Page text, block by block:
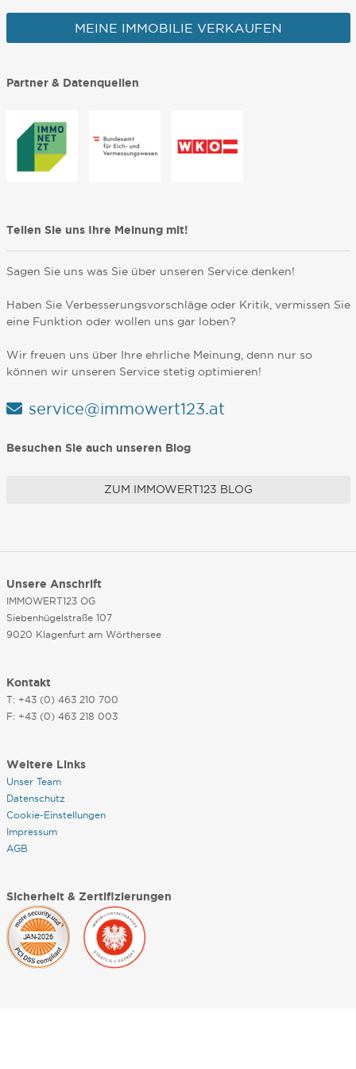
MEINE IMMOBILIE VERKAUFEN
Partner & Datenquellen
Teilen Sie uns Ihre Meinung mit!
Sagen Sie uns was Sie über unseren Service denken!
Haben Sie Verbesserungsvorschläge oder Kritik, vermissen Sie
eine Funktion oder wollen uns gar loben?
Wir freuen uns über Ihre ehrliche Meinung, denn nur so
können wir unseren Service stetig optimieren!
service@immowert123.at
Besuchen Sie auch unseren Blog
ZUM IMMOWERT123 BLOG
Unsere Anschrift
IMMOWERT123 OG
Siebenhügelstraße 107
9020 Klagenfurt am Wörthersee
Kontakt
T: +43 (0) 463 210 700
F: +43 (0) 463 218 003
Weitere Links
Unser Team
Datenschutz
Cookie-Einstellungen
Impressum
AGB
Sicherheit & Zertifizierungen